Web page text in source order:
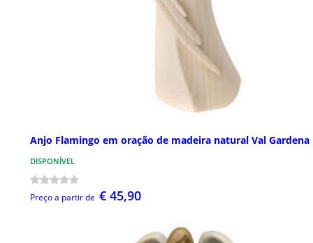
Anjo Flamingo em oração de madeira natural Val Gardena
DISPONÍVEL
Preço a partir de € 45,90